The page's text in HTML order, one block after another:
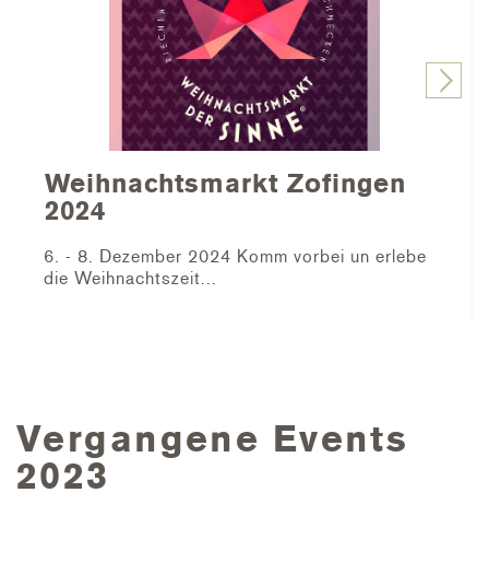
Weihnachtsmarkt Zofingen
2024
6. - 8. Dezember 2024 Komm vorbei un erlebe
die Weihnachtszeit...
Vergangene Events
2023